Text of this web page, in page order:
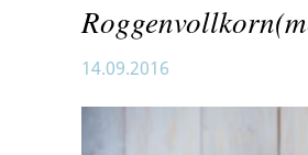
14.09.2016